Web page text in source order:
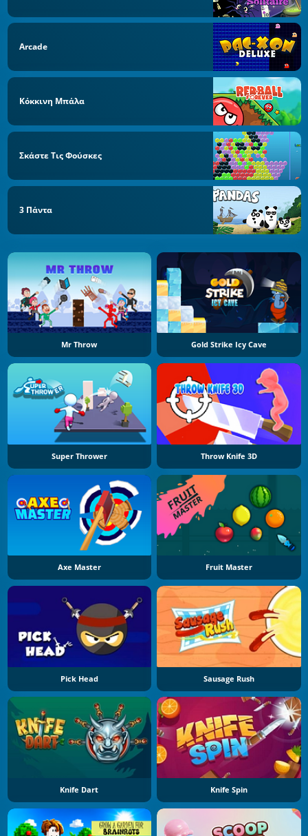
Arcade
Κόκκινη Μπάλα
Σκάστε Τις Φούσκες
3 Πάντα
Mr Throw Gold Strike Icy Cave
Super Thrower Throw Knife 3D
Axe Master Fruit Master
Pick Head Sausage Rush
Knife Dart Knife Spin